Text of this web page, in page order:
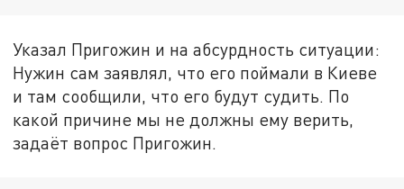
Указал Пригожин и на абсурдность ситуации:
Нужин сам заявлял, что его поймали в Киеве
и там сообщили, что его будут судить. По
какой причине мы не должны ему верить,
задаёт вопрос Пригожин.